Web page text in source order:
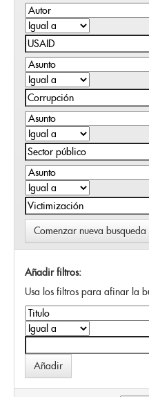
Comenzar nueva busqueda
Añadir filtros:
Usa los filtros para afinar la